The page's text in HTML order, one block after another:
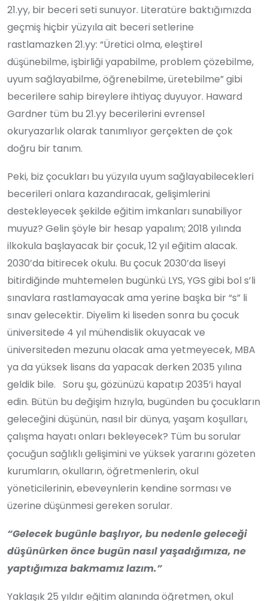
21.yy, bir beceri seti sunuyor. Literatüre baktığımızda
geçmiş hiçbir yüzyıla ait beceri setlerine
rastlamazken 21.yy: “Üretici olma, eleştirel
düşünebilme, işbirliği yapabilme, problem çözebilme,
uyum sağlayabilme, öğrenebilme, üretebilme” gibi
becerilere sahip bireylere ihtiyaç duyuyor. Haward
Gardner tüm bu 21.yy becerilerini evrensel
okuryazarlık olarak tanımlıyor gerçekten de çok
doğru bir tanım.
Peki, biz çocukları bu yüzyıla uyum sağlayabilecekleri
becerileri onlara kazandıracak, gelişimlerini
destekleyecek şekilde eğitim imkanları sunabiliyor
muyuz? Gelin şöyle bir hesap yapalım; 2018 yılında
ilkokula başlayacak bir çocuk, 12 yıl eğitim alacak.
2030’da bitirecek okulu. Bu çocuk 2030’da liseyi
bitirdiğinde muhtemelen bugünkü LYS, YGS gibi bol s’li
sınavlara rastlamayacak ama yerine başka bir “s” li
sınav gelecektir. Diyelim ki liseden sonra bu çocuk
üniversitede 4 yıl mühendislik okuyacak ve
üniversiteden mezunu olacak ama yetmeyecek, MBA
ya da yüksek lisans da yapacak derken 2035 yılına
geldik bile. Soru şu, gözünüzü kapatıp 2035’i hayal
edin. Bütün bu değişim hızıyla, bugünden bu çocukların
geleceğini düşünün, nasıl bir dünya, yaşam koşulları,
çalışma hayatı onları bekleyecek? Tüm bu sorular
çocuğun sağlıklı gelişimini ve yüksek yararını gözeten
kurumların, okulların, öğretmenlerin, okul
yöneticilerinin, ebeveynlerin kendine sorması ve
üzerine düşünmesi gereken sorular.
“Gelecek bugünle başlıyor, bu nedenle geleceği
düşünürken önce bugün nasıl yaşadığımıza, ne
yaptığımıza bakmamız lazım.”
Yaklaşık 25 yıldır eğitim alanında öğretmen, okul